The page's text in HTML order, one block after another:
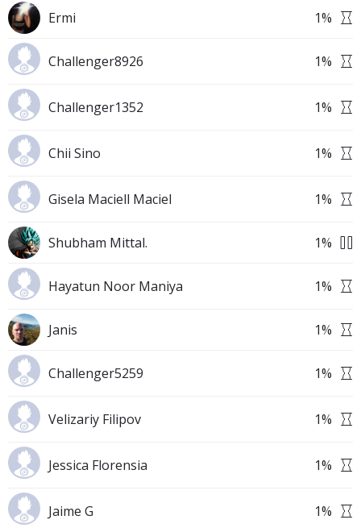
Ermi 1%
Challenger8926 1%
Challenger1352 1%
Chii Sino 1%
Gisela Maciell Maciel 1%
Shubham Mittal. 1%
Hayatun Noor Maniya 1%
Janis 1%
Challenger5259 1%
Velizariy Filipov 1%
Jessica Florensia 1%
Jaime G 1%